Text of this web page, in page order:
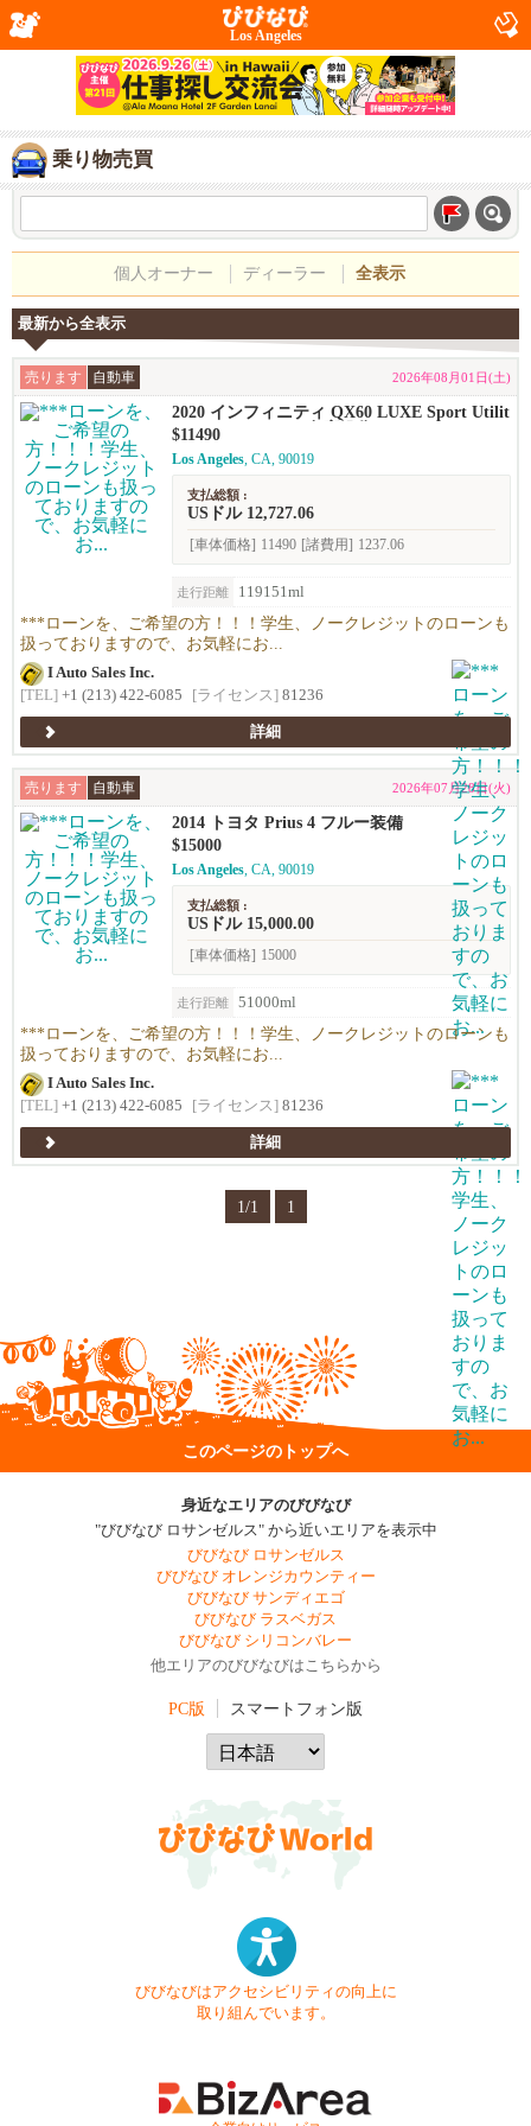
Los Angeles
乗り物売買
個人オーナー ディーラー 全表示
最新から全表示
売ります 自動車 2026年08月01日(土)
2020 インフィニティ QX60 LUXE Sport Utilit
y 4D *********** 在庫処分セール、$13490 ---
--> $11490 ***********
$11490
Los Angeles, CA, 90019
支払総額 :
USドル 12,727.06
[車体価格] 11490 [諸費用] 1237.06
走行距離 119151ml
***ローンを、ご希望の方！！！学生、ノークレジットのローンも
扱っておりますので、お気軽にお...
I Auto Sales Inc.
[TEL] +1 (213) 422-6085 [ライセンス] 81236
詳細
売ります 自動車 2026年07月28日(火)
2014 トヨタ Prius 4 フルー装備
$15000
Los Angeles, CA, 90019
支払総額 :
USドル 15,000.00
[車体価格] 15000
走行距離 51000ml
***ローンを、ご希望の方！！！学生、ノークレジットのローンも
扱っておりますので、お気軽にお...
I Auto Sales Inc.
[TEL] +1 (213) 422-6085 [ライセンス] 81236
詳細
1/1 1
このページのトップへ
身近なエリアのびびなび
"びびなび ロサンゼルス" から近いエリアを表示中
びびなび ロサンゼルス
びびなび オレンジカウンティー
びびなび サンディエゴ
びびなび ラスベガス
びびなび シリコンバレー
他エリアのびびなびはこちらから
PC版 スマートフォン版
びびなびはアクセシビリティの向上に
取り組んでいます。